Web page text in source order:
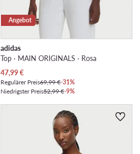
Angebot
adidas
Top · MAIN ORIGINALS · Rosa
Aktueller Preis
47,99€
Regulärer Preis69,99 €-31%
Niedrigster Preis52,99 €-9%